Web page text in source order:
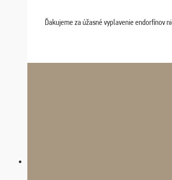
Ďakujeme za úžasné vyplavenie endorfínov